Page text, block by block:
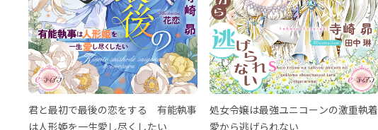
君と最初で最後の恋をする 有能執事
は人形姫を一生愛し尽くしたい
処女令嬢は最強ユニコーンの激重執着
愛から逃げられない